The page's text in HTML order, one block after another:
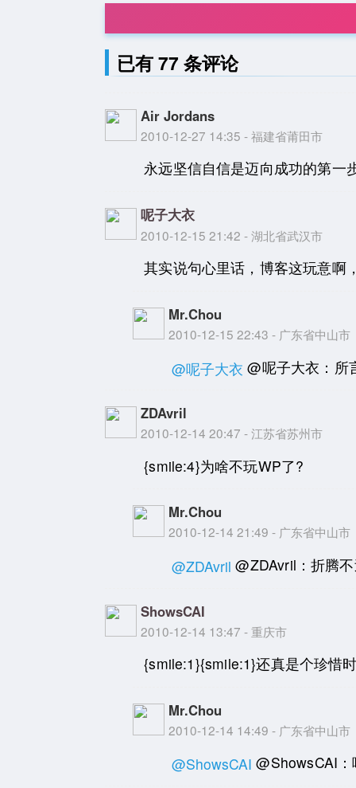
已有 77 条评论
Air Jordans
2010-12-27 14:35 - 福建省莆田市
永远坚信自信是迈向成功的第一
呢子大衣
2010-12-15 21:42 - 湖北省武汉市
其实说句心里话，博客这玩意啊
Mr.Chou
2010-12-15 22:43 - 广东省中山市
@呢子大衣 @呢子大衣：所
ZDAvril
2010-12-14 20:47 - 江苏省苏州市
{smile:4}为啥不玩WP了?
Mr.Chou
2010-12-14 21:49 - 广东省中山市
@ZDAvril @ZDAvril：折腾
ShowsCAI
2010-12-14 13:47 - 重庆市
{smile:1}{smile:1}还真是个珍惜
Mr.Chou
2010-12-14 14:49 - 广东省中山市
@ShowsCAI @ShowsCAI